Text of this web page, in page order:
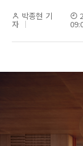
박종현 기
자